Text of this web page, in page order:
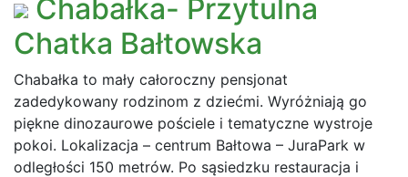
Chabałka- Przytulna
Chatka Bałtowska
Chabałka to mały całoroczny pensjonat
zadedykowany rodzinom z dziećmi. Wyróżniają go
piękne dinozaurowe pościele i tematyczne wystroje
pokoi. Lokalizacja – centrum Bałtowa – JuraPark w
odległości 150 metrów. Po sąsiedzku restauracja i